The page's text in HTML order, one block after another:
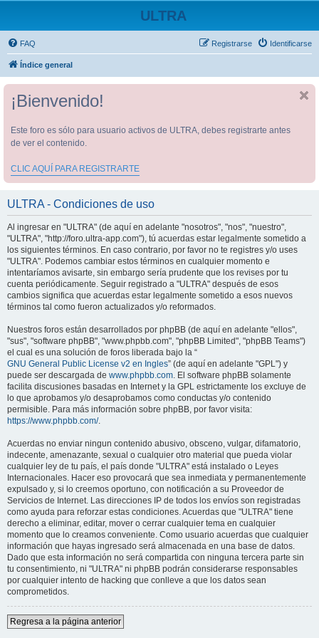
ULTRA
FAQ Identificarse
Registrarse
Índice general
¡Bienvenido!
Este foro es sólo para usuario activos de ULTRA, debes registrarte antes
de ver el contenido.
CLIC AQUÍ PARA REGISTRARTE
ULTRA - Condiciones de uso
Al ingresar en "ULTRA" (de aquí en adelante "nosotros", "nos", "nuestro",
"ULTRA", "http://foro.ultra-app.com"), tú acuerdas estar legalmente sometido a
los siguientes términos. En caso contrario, por favor no te registres y/o uses
"ULTRA". Podemos cambiar estos términos en cualquier momento e
intentaríamos avisarte, sin embargo sería prudente que los revises por tu
cuenta periódicamente. Seguir registrado a "ULTRA" después de esos
cambios significa que acuerdas estar legalmente sometido a esos nuevos
términos tal como fueron actualizados y/o reformados.
Nuestros foros están desarrollados por phpBB (de aquí en adelante "ellos",
"sus", "software phpBB", "www.phpbb.com", "phpBB Limited", "phpBB Teams")
el cual es una solución de foros liberada bajo la “
GNU General Public License v2 en Ingles” (de aquí en adelante "GPL") y
puede ser descargada de www.phpbb.com. El software phpBB solamente
facilita discusiones basadas en Internet y la GPL estrictamente los excluye de
lo que aprobamos y/o desaprobamos como conductas y/o contenido
permisible. Para más información sobre phpBB, por favor visita:
https://www.phpbb.com/.
Acuerdas no enviar ningun contenido abusivo, obsceno, vulgar, difamatorio,
indecente, amenazante, sexual o cualquier otro material que pueda violar
cualquier ley de tu país, el país donde "ULTRA" está instalado o Leyes
Internacionales. Hacer eso provocará que sea inmediata y permanentemente
expulsado y, si lo creemos oportuno, con notificación a su Proveedor de
Servicios de Internet. Las direcciones IP de todos los envíos son registradas
como ayuda para reforzar estas condiciones. Acuerdas que "ULTRA" tiene
derecho a eliminar, editar, mover o cerrar cualquier tema en cualquier
momento que lo creamos conveniente. Como usuario acuerdas que cualquier
información que hayas ingresado será almacenada en una base de datos.
Dado que esta información no será compartida con ninguna tercera parte sin
tu consentimiento, ni "ULTRA" ni phpBB podrán considerarse responsables
por cualquier intento de hacking que conlleve a que los datos sean
comprometidos.
Regresa a la página anterior